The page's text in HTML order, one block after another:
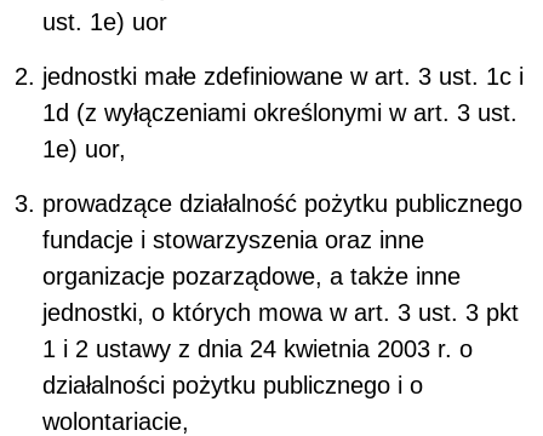
ust. 1e) uor
jednostki małe zdefiniowane w art. 3 ust. 1c i
1d (z wyłączeniami określonymi w art. 3 ust.
1e) uor,
prowadzące działalność pożytku publicznego
fundacje i stowarzyszenia oraz inne
organizacje pozarządowe, a także inne
jednostki, o których mowa w art. 3 ust. 3 pkt
1 i 2 ustawy z dnia 24 kwietnia 2003 r. o
działalności pożytku publicznego i o
wolontariacie,